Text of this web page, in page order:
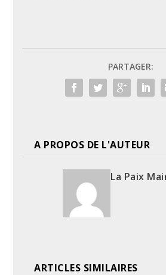
PARTAGER:
A PROPOS DE L'AUTEUR
La Paix
ARTICLES SIMILAIRES